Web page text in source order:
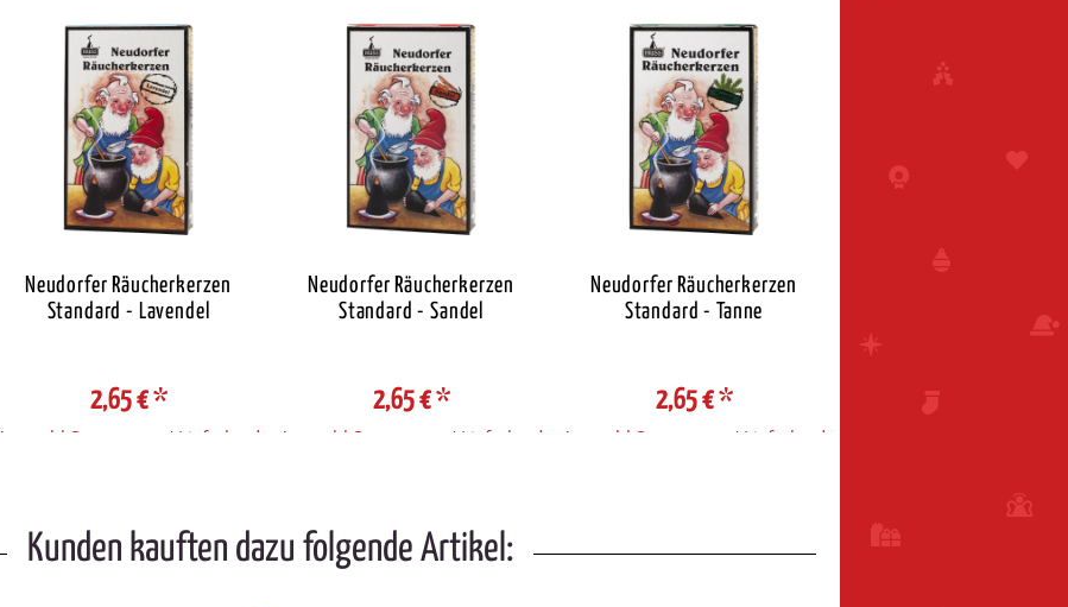
Neudorfer Räucherkerzen
Standard - Lavendel
2,65 €*
Auswahl Steuerzone / Lieferland
Neudorfer Räucherkerzen
Standard - Sandel
2,65 €*
Auswahl Steuerzone / Lieferland
Neudorfer Räucherkerzen
Standard - Tanne
2,65 €*
Auswahl Steuerzone / Lieferland
Standard - Weihnacht
2,65 €
Kunden kauften dazu folgende Artikel: